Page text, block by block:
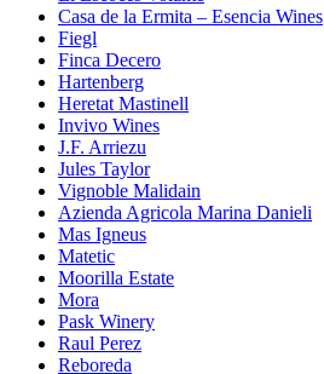
Casa de la Ermita – Esencia Wines
Fiegl
Finca Decero
Hartenberg
Heretat Mastinell
Invivo Wines
J.F. Arriezu
Jules Taylor
Vignoble Malidain
Azienda Agricola Marina Danieli
Mas Igneus
Matetic
Moorilla Estate
Mora
Pask Winery
Raul Perez
Reboreda